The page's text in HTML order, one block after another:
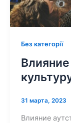
Без категорії
31 марта, 2023
Влияние